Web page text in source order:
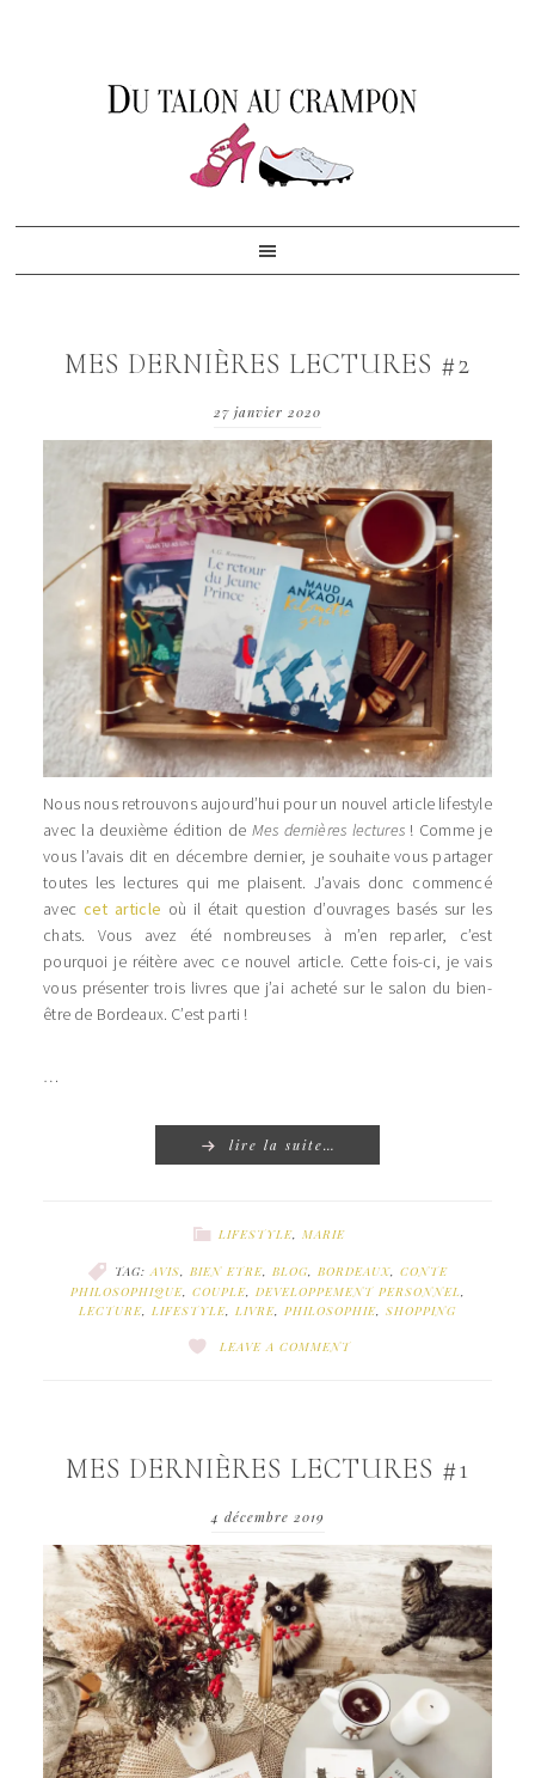
MES DERNIÈRES LECTURES #2
27 janvier 2020
Nous nous retrouvons aujourd’hui pour un nouvel article lifestyle
avec la deuxième édition de Mes dernières lectures! Comme je
vous l’avais dit en décembre dernier, je souhaite vous partager
toutes les lectures qui me plaisent. J’avais donc commencé
avec cet article où il était question d’ouvrages basés sur les
chats. Vous avez été nombreuses à m’en reparler, c’est
pourquoi je réitère avec ce nouvel article. Cette fois-ci, je vais
vous présenter trois livres que j’ai acheté sur le salon du bien-
être de Bordeaux. C’est parti !
…
lire la suite…
LIFESTYLE, MARIE
TAG:AVIS, BIEN ETRE, BLOG, BORDEAUX, CONTE
PHILOSOPHIQUE, COUPLE, DEVELOPPEMENT PERSONNEL,
LECTURE, LIFESTYLE, LIVRE, PHILOSOPHIE, SHOPPING
LEAVE A COMMENT
MES DERNIÈRES LECTURES #1
4 décembre 2019